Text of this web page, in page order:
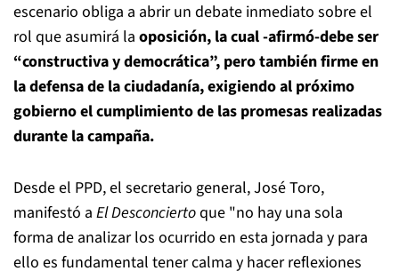
escenario obliga a abrir un debate inmediato sobre el
rol que asumirá la oposición, la cual -afirmó-debe ser
“constructiva y democrática”, pero también firme en
la defensa de la ciudadanía, exigiendo al próximo
gobierno el cumplimiento de las promesas realizadas
durante la campaña.
Desde el PPD, el secretario general, José Toro,
manifestó a El Desconciertoque "no hay una sola
forma de analizar los ocurrido en esta jornada y para
ello es fundamental tener calma y hacer reflexiones